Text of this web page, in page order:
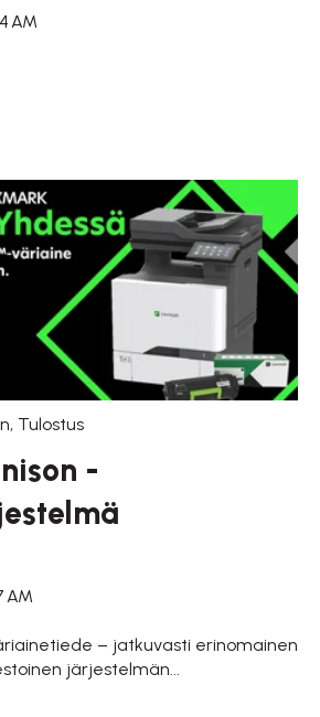
AM
, Tulostus
-
AM
– jatkuvasti erinomainen
järjestelmän...